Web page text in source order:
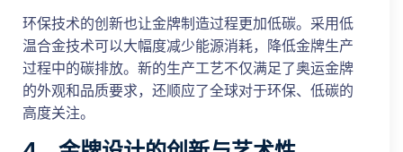
环保技术的创新也让金牌制造过程更加低碳。采用低
温合金技术可以大幅度减少能源消耗，降低金牌生产
过程中的碳排放。新的生产工艺不仅满足了奥运金牌
的外观和品质要求，还顺应了全球对于环保、低碳的
高度关注。